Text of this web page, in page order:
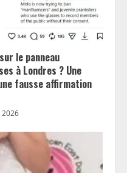
le panneau
à Londres ? Une
fausse affirmation
2026